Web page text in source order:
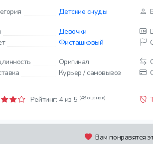
Детские снуды
Девочки
Фисташковый
Оригинал
Курьер / самовывоз
Рейтинг: 4из 5 (48 оценок)
Вам понравятся